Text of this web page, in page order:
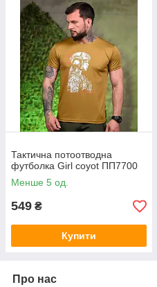
Тактична потоотводна
футболка Girl coyot ПП7700
Менше 5 од.
549 ₴
Купити
Про нас